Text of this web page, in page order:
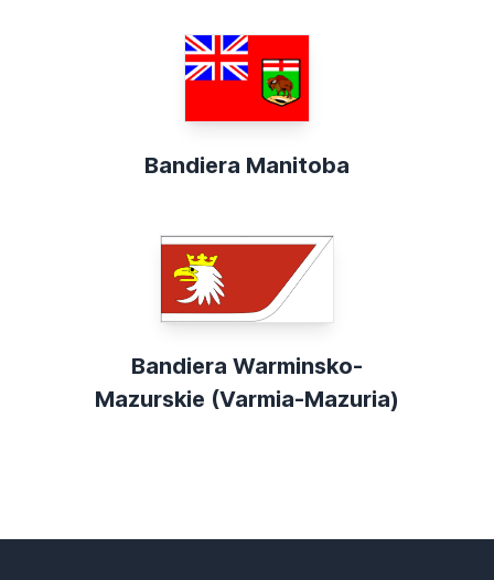
Bandiera Manitoba
Bandiera Warminsko-
Mazurskie (Varmia-Mazuria)